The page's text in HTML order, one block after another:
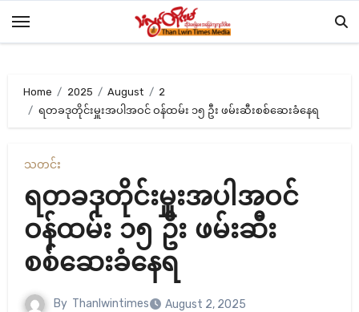
Home 2025 August
2
ရတခဒုတိုင်းမှူးအပါအဝင် ဝန်ထမ်း ၁၅ ဦး ဖမ်းဆီးစစ်ဆေးခံနေရ
သတင်း
ရတခဒုတိုင်းမှူးအပါအဝင်
ဝန်ထမ်း ၁၅ ဦး ဖမ်းဆီး
စစ်ဆေးခံနေရ
By Thanlwintimes August 2, 2025